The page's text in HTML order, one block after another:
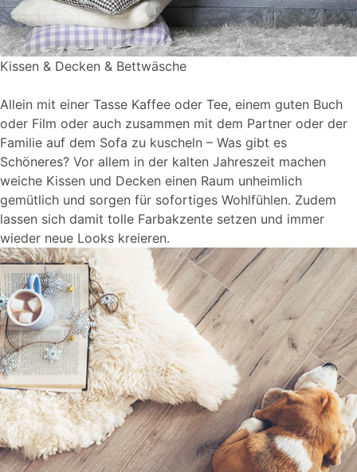
Kissen & Decken & Bettwäsche
Allein mit einer Tasse Kaffee oder Tee, einem guten Buch
oder Film oder auch zusammen mit dem Partner oder der
Familie auf dem Sofa zu kuscheln – Was gibt es
Schöneres? Vor allem in der kalten Jahreszeit machen
weiche Kissen und Decken einen Raum unheimlich
gemütlich und sorgen für sofortiges Wohlfühlen. Zudem
lassen sich damit tolle Farbakzente setzen und immer
wieder neue Looks kreieren.